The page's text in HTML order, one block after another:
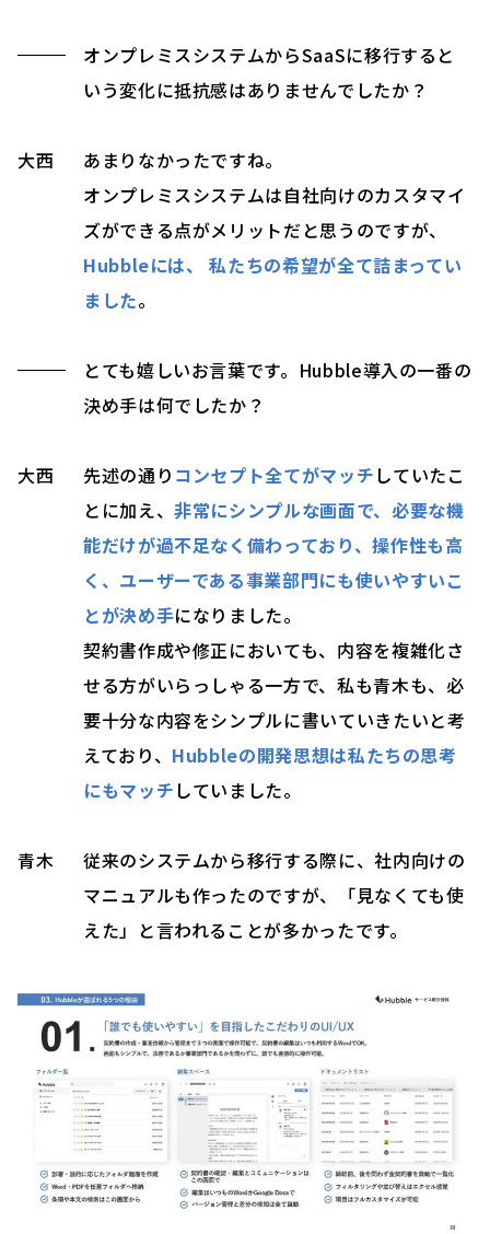
オンプレミスシステムからSaaSに移行すると
いう変化に抵抗感はありませんでしたか？
大西
あまりなかったですね。
オンプレミスシステムは自社向けのカスタマイ
ズができる点がメリットだと思うのですが、
Hubbleには、 私たちの希望が全て詰まってい
ました。
とても嬉しいお言葉です。Hubble導入の一番の
決め手は何でしたか？
大西 先述の通り コンセプト全てがマッチ していたこ
とに加え、非常にシンプルな画面で、必要な機
能だけが過不足なく備わっており、操作性も高
く、ユーザーである事業部門にも使いやすいこ
とが決め手になりました。
契約書作成や修正においても、内容を複雑化さ
せる方がいらっしゃる一方で、私も青木も、必
要十分な内容をシンプルに書いていきたいと考
えており、 Hubbleの開発思想は私たちの思考
にもマッチ していました。
青木
従来のシステムから移行する際に、社内向けの
マニュアルも作ったのですが、「見なくても使
えた」と言われることが多かったです。